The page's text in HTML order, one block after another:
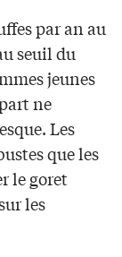
par an au
seuil du
jeunes
ne
Les
que les
le goret
les